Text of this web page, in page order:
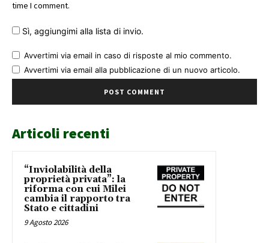
time I comment.
Sì, aggiungimi alla lista di invio.
Avvertimi via email in caso di risposte al mio commento.
Avvertimi via email alla pubblicazione di un nuovo articolo.
Articoli recenti
“Inviolabilità della
proprietà privata”: la
riforma con cui Milei
cambia il rapporto tra
Stato e cittadini
9 Agosto 2026